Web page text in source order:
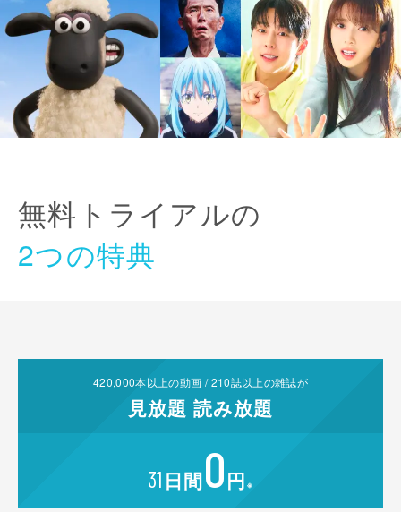
無料トライアルの
2つの特典
420,000本以上の動画 /210誌以上の雑誌が
見放題 読み放題
31 日間0円 ※